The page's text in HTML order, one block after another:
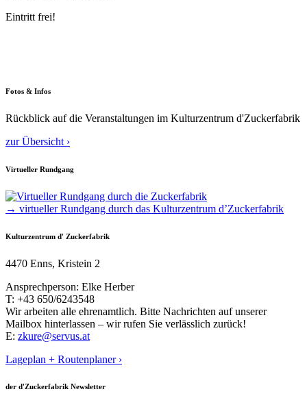
Eintritt frei!
Fotos & Infos
Rückblick auf die Veranstaltungen im Kulturzentrum d'Zuckerfabrik
zur Übersicht ›
Virtueller Rundgang
→ virtueller Rundgang durch das Kulturzentrum d’Zuckerfabrik
Kulturzentrum d' Zuckerfabrik
4470 Enns, Kristein 2
Ansprechperson: Elke Herber
T: +43 650/6243548
Wir arbeiten alle ehrenamtlich. Bitte Nachrichten auf unserer
Mailbox hinterlassen – wir rufen Sie verlässlich zurück!
E: zkure@servus.at
Lageplan + Routenplaner ›
der d'Zuckerfabrik Newsletter